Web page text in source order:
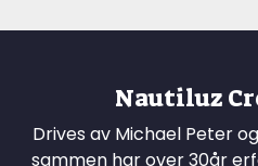
Nautiluz
Drives av Michael Peter
sammen har over 30år